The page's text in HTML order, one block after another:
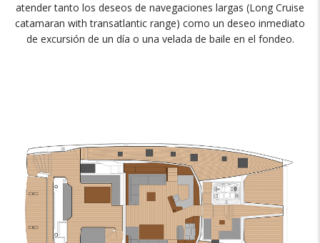
atender tanto los deseos de navegaciones largas (Long Cruise
catamaran with transatlantic range) como un deseo inmediato
de excursión de un día o una velada de baile en el fondeo.